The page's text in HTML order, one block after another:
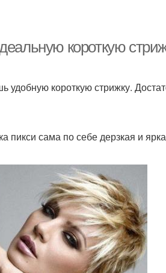
короткую
удобную короткую стрижку.
сама по себе дерзкая и